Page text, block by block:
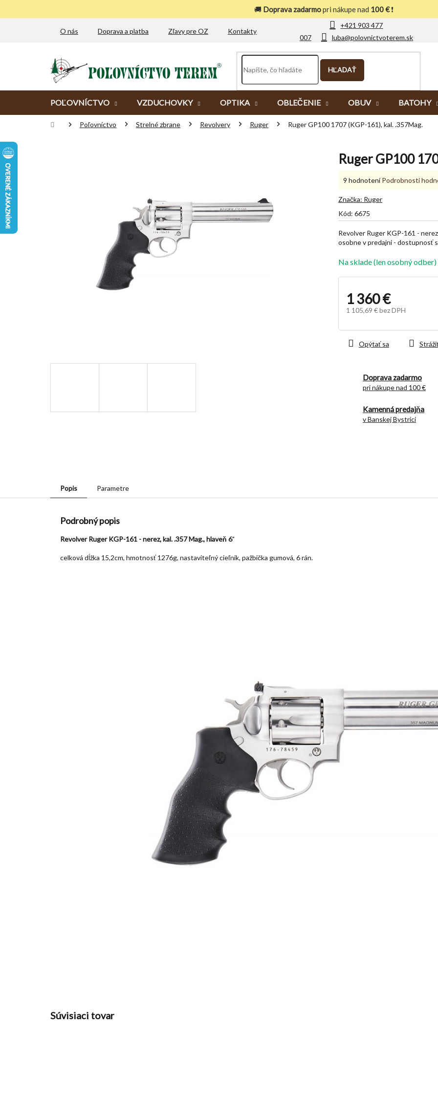
🚚 Doprava zadarmopri nákupe nad 100 €❗
+421 903 477
007
luba@polovnictvoterem.sk
O nás Doprava a platba Zľavy pre OZ Kontakty
HĽADAŤ
POĽOVNÍCTVO VZDUCHOVKY OPTIKA OBLEČENIE OBUV BATOHY
DomovPoľovníctvo Strelné zbrane Revolvery Ruger Ruger GP100 1707 (KGP-161), kal. .357Mag.
Ruger GP100
Kód: 6675
Na sklade (len osobný odber)
1 360 €
1 105,69 € bez DPH
cena:
Doprava zadarmo
pri nákupe nad 100 €
Kamenná predajňa
v Banskej Bystrici
Revolver Ruger KGP-161 -
osobne v predajni - dostupnosť
Opýtať sa
Priemerné
produktu
5,0
5
hviezdičiek.
9 hodnotení Podrobnosti
Značka: Ruger
Popis Parametre
Podrobný popis
Revolver Ruger KGP-161 - nerez, kal. .357 Mag., hlaveň 6"
celková dĺžka 15,2cm, hmotnosť 1276g, nastaviteľný cieľnik, pažbička gumová, 6 rán.
Súvisiaci tovar